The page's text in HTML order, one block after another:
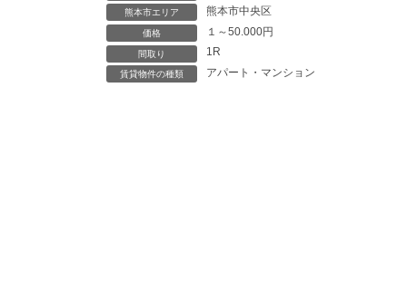
熊本市エリア 熊本市中央区
価格 １～50.000円
間取り 1R
賃貸物件の種類 アパート・マンション